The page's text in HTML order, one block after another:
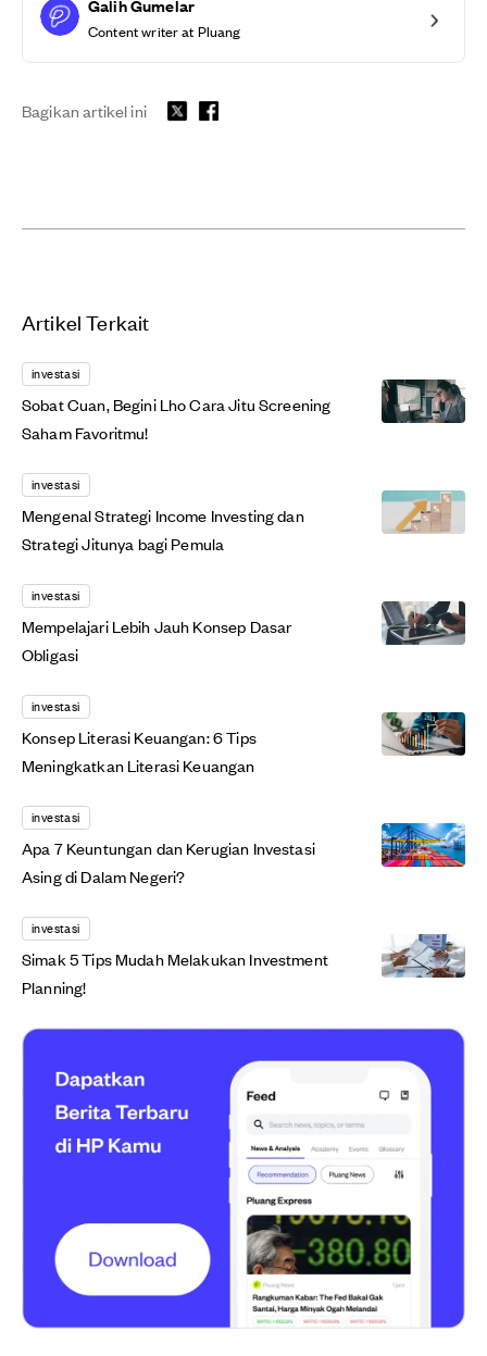
Galih Gumelar
Content writer at Pluang
Bagikan artikel ini
Artikel Terkait
investasi
Sobat Cuan, Begini Lho Cara Jitu Screening
Saham Favoritmu!
investasi
Mengenal Strategi Income Investing dan
Strategi Jitunya bagi Pemula
investasi
Mempelajari Lebih Jauh Konsep Dasar
Obligasi
investasi
Konsep Literasi Keuangan: 6 Tips
Meningkatkan Literasi Keuangan
investasi
Apa 7 Keuntungan dan Kerugian Investasi
Asing di Dalam Negeri?
investasi
Simak 5 Tips Mudah Melakukan Investment
Planning!